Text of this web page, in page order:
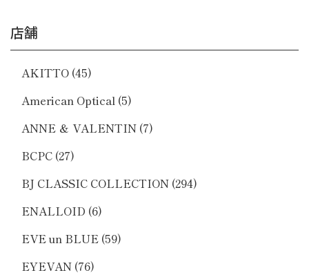
店舗
AKITTO (45)
American Optical (5)
ANNE ＆ VALENTIN (7)
BCPC (27)
BJ CLASSIC COLLECTION (294)
ENALLOID (6)
EVE un BLUE (59)
EYEVAN (76)